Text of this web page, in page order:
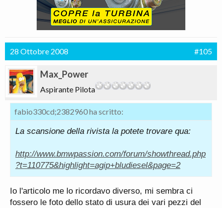
28 Ottobre 2008 #105
Max_Power
Aspirante Pilota
fabio330cd;2382960 ha scritto:
La scansione della rivista la potete trovare qua:
http://www.bmwpassion.com/forum/showthread.php
?t=110775&highlight=agip+bludiesel&page=2
Io l'articolo me lo ricordavo diverso, mi sembra ci
fossero le foto dello stato di usura dei vari pezzi del